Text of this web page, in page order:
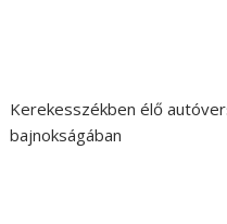
Kerekesszékben élő
bajnokságában